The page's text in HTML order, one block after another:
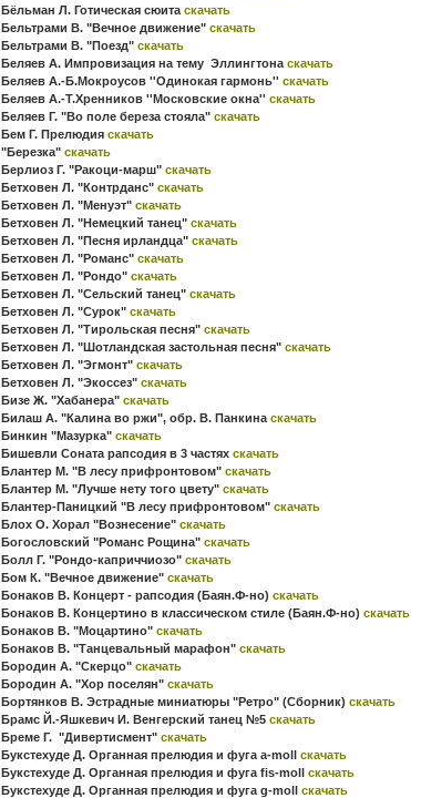
Бёльман Л. Готическая сюита скачать
Бельтрами В. "Вечное движение" скачать
Бельтрами В. "Поезд" скачать
Беляев А. Импровизация на тему Эллингтона скачать
Беляев А.-Б.Мокроусов ''Одинокая гармонь'' скачать
Беляев А.-Т.Хренников ''Московские окна'' скачать
Беляев Г. "Во поле береза стояла" скачать
Бем Г. Прелюдия скачать
"Березка" скачать
Берлиоз Г. "Ракоци-марш" скачать
Бетховен Л. "Контрданс" скачать
Бетховен Л. "Менуэт" скачать
Бетховен Л. "Немецкий танец" скачать
Бетховен Л. "Песня ирландца" скачать
Бетховен Л. "Романс" скачать
Бетховен Л. "Рондо" скачать
Бетховен Л. "Сельский танец" скачать
Бетховен Л. "Сурок" скачать
Бетховен Л. "Тирольская песня" скачать
Бетховен Л. "Шотландская застольная песня" скачать
Бетховен Л. "Эгмонт" скачать
Бетховен Л. "Экоссез" скачать
Бизе Ж. "Хабанера" скачать
Билаш А. "Калина во ржи", обр. В. Панкина скачать
Бинкин "Мазурка" скачать
Бишевли Соната рапсодия в 3 частях скачать
Блантер М. "В лесу прифронтовом" скачать
Блантер М. "Лучше нету того цвету" скачать
Блантер-Паницкий "В лесу прифронтовом" скачать
Блох О. Хорал "Вознесение" скачать
Богословский "Романс Рощина" скачать
Болл Г. "Рондо-каприччиозо" скачать
Бом К. "Вечное движение" скачать
Бонаков В. Концерт - рапсодия (Баян.Ф-но) скачать
Бонаков В. Концертино в классическом стиле (Баян.Ф-но) скачать
Бонаков В. "Моцартино" скачать
Бонаков В. "Танцевальный марафон" скачать
Бородин А. "Скерцо" скачать
Бородин А. "Хор поселян" скачать
Бортянков В. Эстрадные миниатюры "Ретро" (Сборник) скачать
Брамс Й.-Яшкевич И. Венгерский танец №5 скачать
Бреме Г. "Дивертисмент" скачать
Букстехуде Д. Органная прелюдия и фуга a-moll скачать
Букстехуде Д. Органная прелюдия и фуга fis-moll скачать
Букстехуде Д. Органная прелюдия и фуга g-moll скачать